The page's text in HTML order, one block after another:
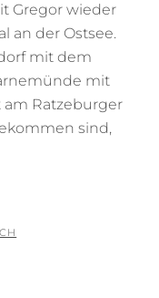
Gregor wieder
an der Ostsee.
mit dem
mit
Ratzeburger
sind,